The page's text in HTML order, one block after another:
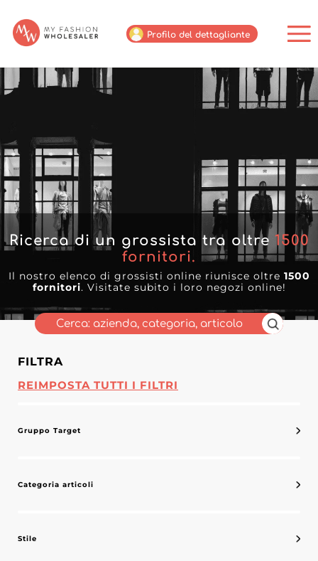
Profilo del dettagliante
Ricerca di un grossista tra oltre 1500
fornitori.
Il nostro elenco di grossisti online riunisce oltre 1500
fornitori. Visitate subito i loro negozi online!
FILTRA
REIMPOSTA TUTTI I FILTRI
Gruppo Target
Categoria articoli
Stile